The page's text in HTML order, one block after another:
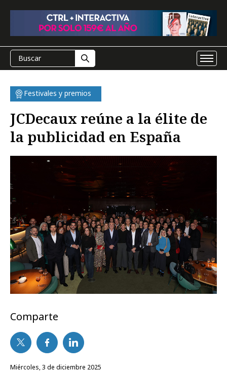
Festivales y premios
JCDecaux reúne a la élite de
la publicidad en España
Comparte
miércoles, 3 de diciembre 2025